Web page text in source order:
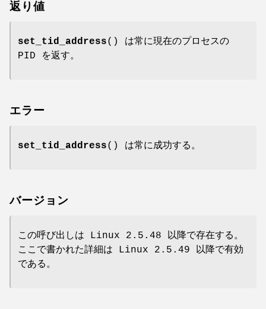
返り値
set_tid_address() は常に現在のプロセスの
PID を返す。
エラー
set_tid_address() は常に成功する。
バージョン
この呼び出しは Linux 2.5.48 以降で存在する。
ここで書かれた詳細は Linux 2.5.49 以降で有効
である。